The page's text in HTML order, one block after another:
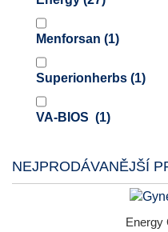
Menforsan (1)
Superionherbs (1)
VA-BIOS (1)
NEJPRODÁVANĚJŠÍ
Energy